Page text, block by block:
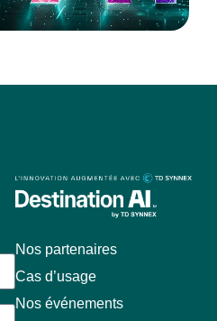
Nos partenaires
Cas d’usage
Nos événements